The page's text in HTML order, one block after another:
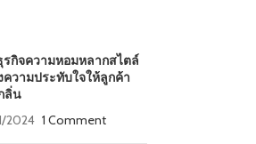
รกิจความหอมหลากสไตล์
ความประทับใจให้ลูกค้า
ลิ่น
2024 1 Comment